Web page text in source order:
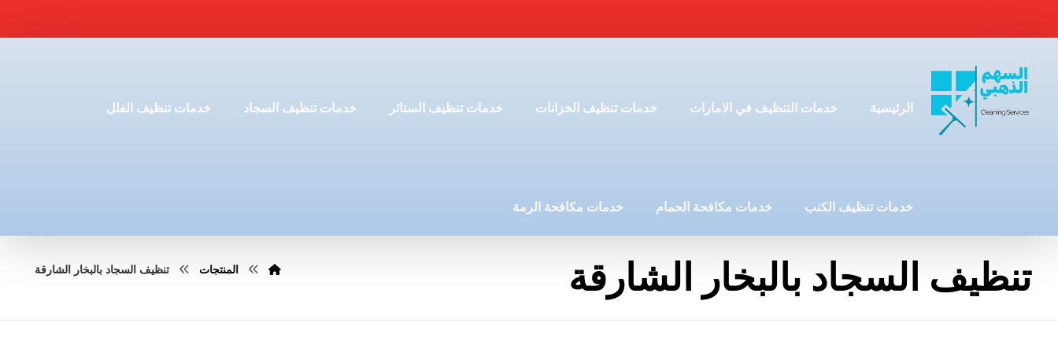
الرئيسية خدمات التنظيف في الامارات خدمات تنظيف الخزانات خدمات تنظيف الستائر خدمات تنظيف السجاد خدمات تنظيف الفلل
خدمات تنظيف الكنب خدمات مكافحة الحمام خدمات مكافحة الرمة
تنظيف السجاد بالبخار الشارقة المنتجات تنظيف السجاد بالبخار الشارقة